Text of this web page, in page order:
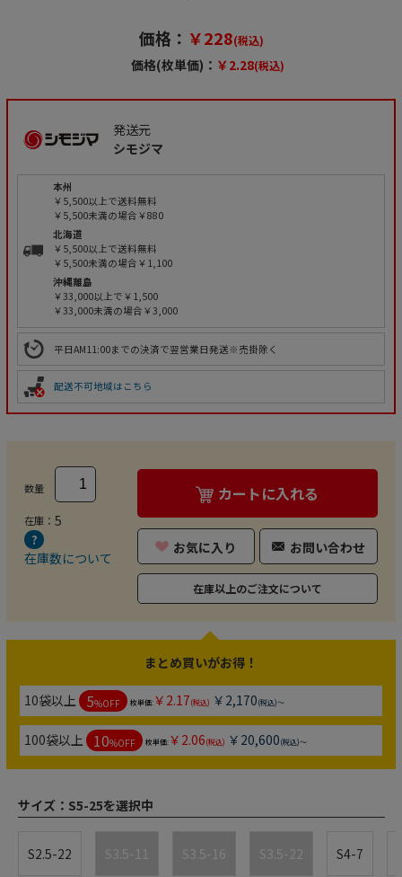
価格： ￥228(税込)
価格(枚単価)： ￥2.28(税込)
発送元
シモジマ
本州
￥5,500以上で送料無料
￥5,500未満の場合￥880
北海道
￥5,500以上で送料無料
￥5,500未満の場合￥1,100
沖縄離島
￥33,000以上で￥1,500
￥33,000未満の場合￥3,000
平日AM11:00までの決済で翌営業日発送※売掛除く
配送不可地域はこちら
数量
在庫： 5
在庫数について
カートに入れる
お気に入り お問い合わせ
在庫以上のご注文について
まとめ買いがお得！
10袋以上 5%OFF 枚単価:￥2.17(税込) ￥2,170(税込)～
100袋以上 10%OFF 枚単価:￥2.06(税込) ￥20,600(税込)～
サイズ： S5-25を選択中
S2.5-22 S3.5-11 S3.5-16 S3.5-22 S4-7